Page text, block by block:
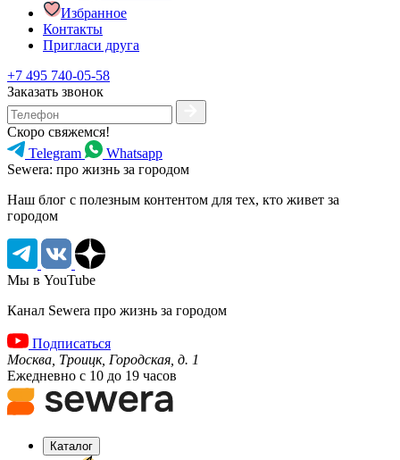
Избранное
Контакты
Пригласи друга
+7 495 740-05-58
Заказать звонок
Скоро свяжемся!
Telegram
Whatsapp
Sewera: про жизнь за городом
Наш блог c полезным контентом для тех, кто живет за
городом
Мы в YouTube
Канал Sewera про жизнь за городом
Подписаться
Москва, Троицк, Городская, д. 1
Ежедневно с 10 до 19 часов
Каталог